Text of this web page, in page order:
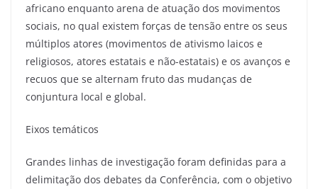
africano enquanto arena de atuação dos movimentos
sociais, no qual existem forças de tensão entre os seus
múltiplos atores (movimentos de ativismo laicos e
religiosos, atores estatais e não-estatais) e os avanços e
recuos que se alternam fruto das mudanças de
conjuntura local e global.
Eixos temáticos
Grandes linhas de investigação foram definidas para a
delimitação dos debates da Conferência, com o objetivo